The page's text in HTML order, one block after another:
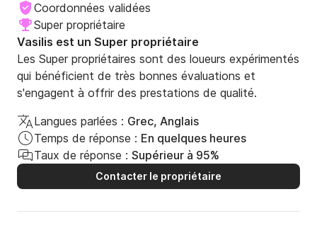
Coordonnées validées
Super propriétaire
Vasilis est un Super propriétaire
Les Super propriétaires sont des loueurs expérimentés
qui bénéficient de très bonnes évaluations et
s'engagent à offrir des prestations de qualité.
Langues parlées : Grec, Anglais
Temps de réponse : En quelques heures
Taux de réponse : Supérieur à 95%
Contacter le propriétaire